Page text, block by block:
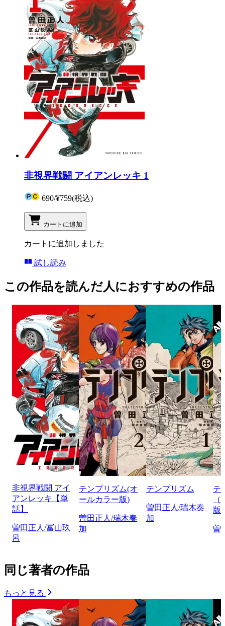
非視界戦闘 アイアンレッキ 1
690/¥759(税込)
カートに追加
カートに追加しました
試し読み
この作品を読んだ人におすすめの作品
非視界戦闘 アイ
アンレッキ【単
話】
曽田正人/冨山玖
呂
テンプリズム(オ
ールカラー版)
曽田正人/瑞木奏
加
テンプリズム
曽田正人/瑞木奏
加
テ
版
曽
同じ著者の作品
もっと見る